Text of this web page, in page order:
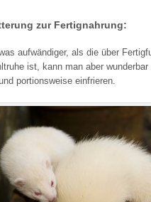
zur Fertignahrung:
aufwändiger, als die über
ist, kann man aber wunderbar
portionsweise einfrieren.